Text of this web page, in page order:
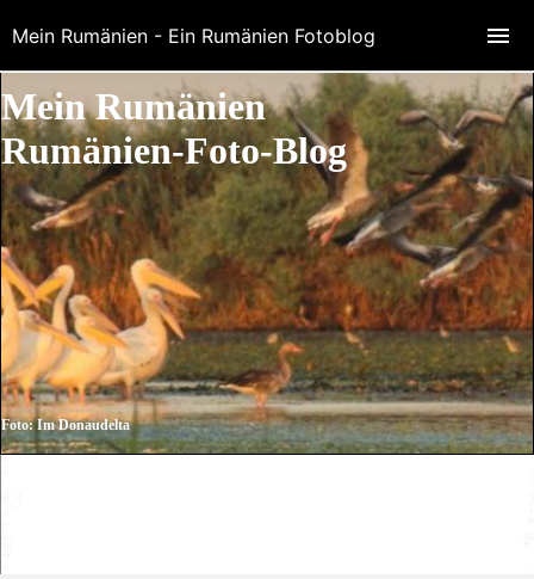
Mein Rumänien
Rumänien-Foto-Blog
Foto: Im Donaudelta
Mein Rumänien - Ein Rumänien Fotoblog